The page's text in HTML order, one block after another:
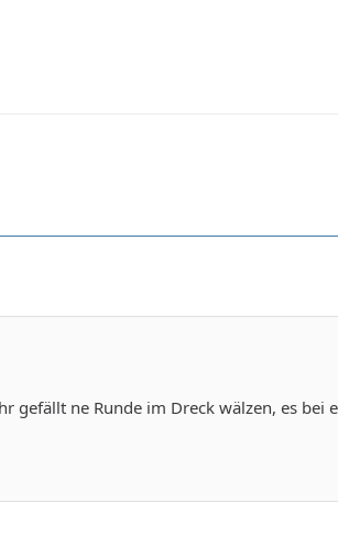
gefällt ne Runde im Dreck wälzen, es bei